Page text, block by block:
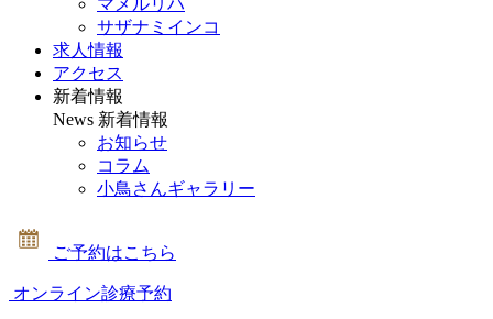
マメルリハ
サザナミインコ
求人情報
アクセス
新着情報
News 新着情報
お知らせ
コラム
小鳥さんギャラリー
ご予約はこちら
オンライン診療予約